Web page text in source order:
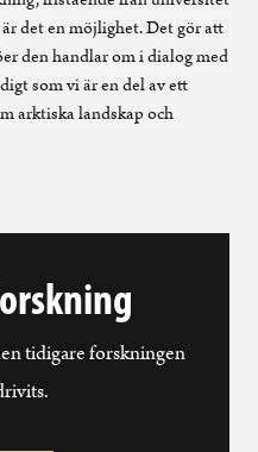
det en möjlighet. Det gör att
den handlar om i dialog med
som vi är en del av ett
arktiska landskap och
tidigare forskningen